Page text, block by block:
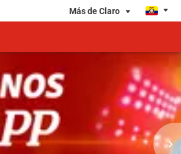
Más de Claro